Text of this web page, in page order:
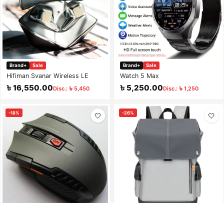
Brand+ Sale
Hifiman Svanar Wireless LE
৳ 16,550.00Disc.: ৳ 5,450
Brand+ Sale
Watch 5 Max
৳ 5,250.00Disc.: ৳ 1,250
-18% 🤍 -26% 🤍